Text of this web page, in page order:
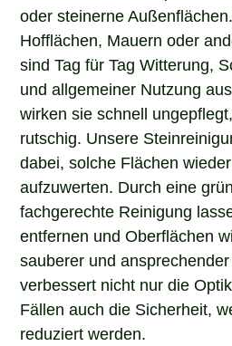
oder steinerne
Hofflächen, Mauern oder
sind Tag für Tag Witterung,
und allgemeiner Nutzung
wirken sie schnell
rutschig. Unsere
dabei, solche Flächen
aufzuwerten. Durch eine
fachgerechte Reinigung
entfernen und Oberflächen
sauberer und
verbessert nicht nur die
Fällen auch die Sicherheit,
reduziert werden.